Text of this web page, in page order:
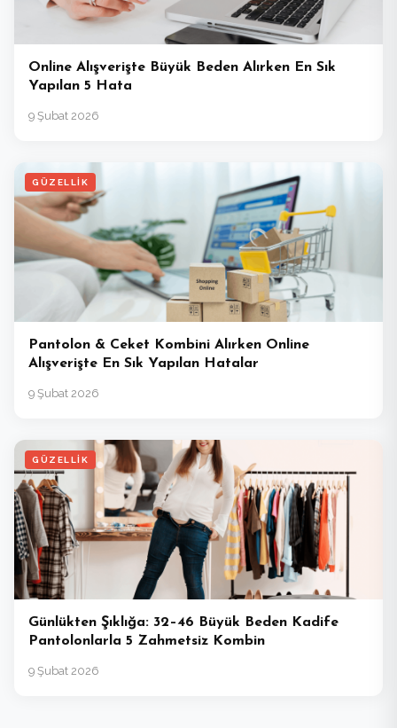
Online Alışverişte Büyük Beden Alırken En Sık
Yapılan 5 Hata
9 Şubat 2026
GÜZELLIK
Pantolon & Ceket Kombini Alırken Online
Alışverişte En Sık Yapılan Hatalar
9 Şubat 2026
GÜZELLIK
Günlükten Şıklığa: 32–46 Büyük Beden Kadife
Pantolonlarla 5 Zahmetsiz Kombin
9 Şubat 2026